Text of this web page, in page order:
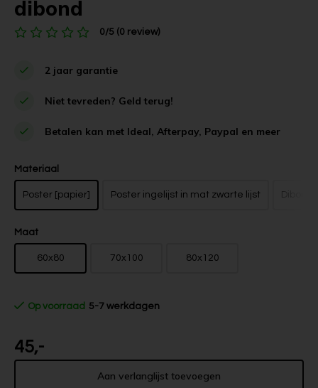
dibond
0/5 (0 review)
2 jaar garantie
Niet tevreden? Geld terug!
Betalen kan met Ideal, Afterpay, Paypal en meer
Materiaal
Poster [papier] Poster ingelijst in mat zwarte lijst Dibond
Maat
60x80 70x100 80x120
Op voorraad 5-7 werkdagen
45,-
Aan verlanglijst toevoegen